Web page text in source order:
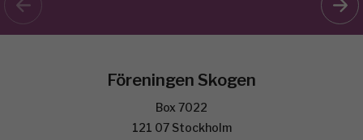
Föreningen Skogen
Box 7022
121 07 Stockholm